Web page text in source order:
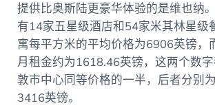
提供比奥斯陆更豪华体验的是维也纳
有14家五星级酒店和54家米其林星级
寓每平方米的平均价格为6906英镑，
月租金约为1618.46英镑，这两个数
敦市中心同等价格的一半，后者分别
3416英镑。